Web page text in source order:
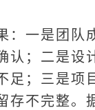
：一是团队
认；二是设
足；三是项
存不完整。